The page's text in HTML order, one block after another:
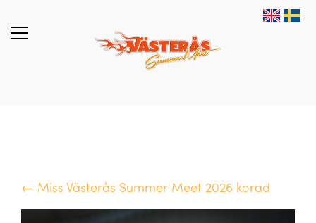
← Miss Västerås Summer Meet 2026 korad